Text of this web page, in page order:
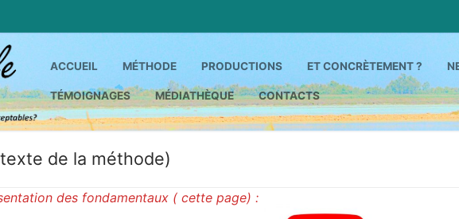
ACCUEIL MÉTHODE PRODUCTIONS ET CONCRÈTEMENT ?
TÉMOIGNAGES MÉDIATHÈQUE CONTACTS
de la méthode)
des fondamentaux ( cette page) :